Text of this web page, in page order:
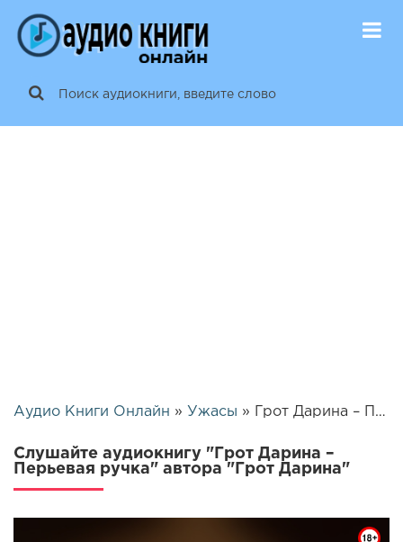
Аудио Книги Онлайн » Ужасы » Грот Дарина – Перьевая ручка | 25814
Слушайте аудиокнигу "Грот Дарина –
Перьевая ручка" автора "Грот Дарина"